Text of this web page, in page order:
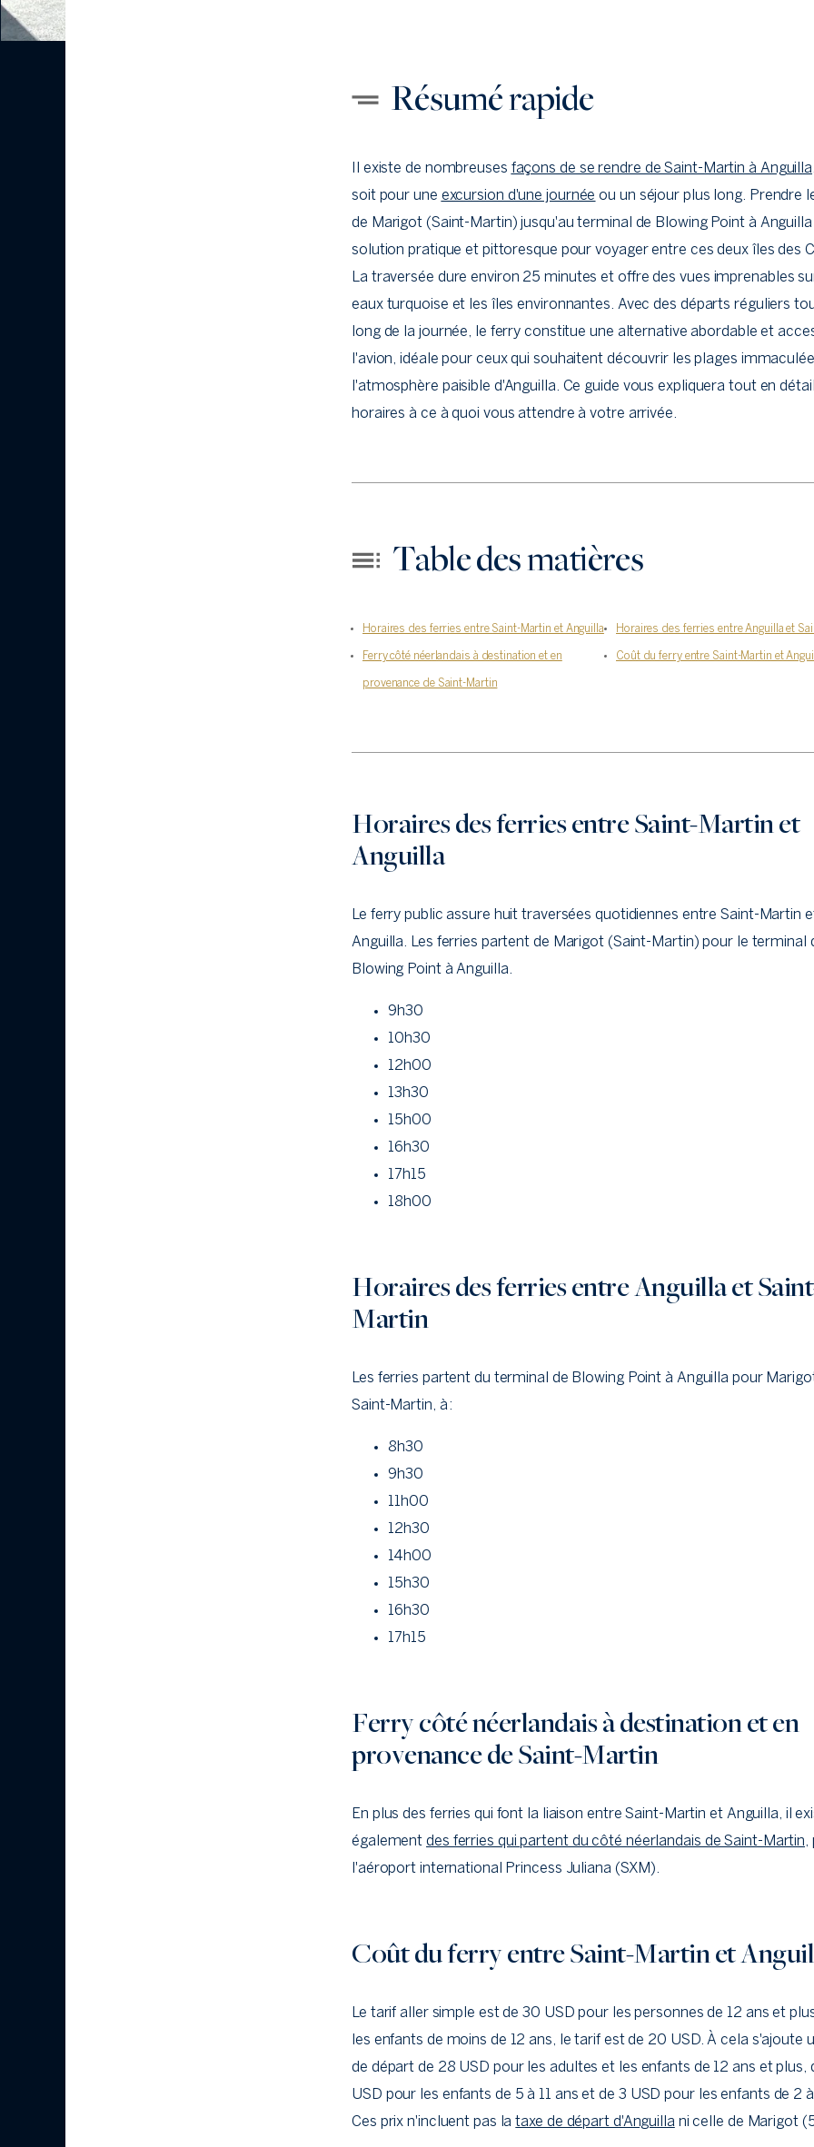
Résumé rapide
Il existe de nombreuses façons de se rendre de Saint-Martin à
soit pour une excursion d'une journée ou un séjour plus long. Prendre
de Marigot (Saint-Martin) jusqu'au terminal de Blowing Point à
solution pratique et pittoresque pour voyager entre ces deux îles des
La traversée dure environ 25 minutes et offre des vues imprenables
eaux turquoise et les îles environnantes. Avec des départs réguliers
long de la journée, le ferry constitue une alternative abordable et
l'avion, idéale pour ceux qui souhaitent découvrir les plages
l'atmosphère paisible d'Anguilla. Ce guide vous expliquera tout en
horaires à ce à quoi vous attendre à votre arrivée.
Table des matières
Horaires des ferries entre Saint-Martin et Anguilla Horaires des ferries entre Anguilla et
Ferry côté néerlandais à destination et en
provenance de Saint-Martin
Coût du ferry entre Saint-Martin et
Horaires des ferries entre Saint-Martin et
Anguilla
Le ferry public assure huit traversées quotidiennes entre Saint-Martin
Anguilla. Les ferries partent de Marigot (Saint-Martin) pour le terminal
Blowing Point à Anguilla.
9h30
10h30
12h00
13h30
15h00
16h30
17h15
18h00
Horaires des ferries entre Anguilla et
Martin
Les ferries partent du terminal de Blowing Point à Anguilla pour
Saint-Martin, à :
8h30
9h30
11h00
12h30
14h00
15h30
16h30
17h15
Ferry côté néerlandais à destination et en
provenance de Saint-Martin
En plus des ferries qui font la liaison entre Saint-Martin et Anguilla, il
égalementdes ferries qui partent du côté néerlandais de Saint-Martin,
l'aéroport international Princess Juliana (SXM).
Coût du ferry entre Saint-Martin et
Le tarif aller simple est de 30 USD pour les personnes de 12 ans et
les enfants de moins de 12 ans, le tarif est de 20 USD. À cela s'ajoute
de départ de 28 USD pour les adultes et les enfants de 12 ans et plus,
USD pour les enfants de 5 à 11 ans et de 3 USD pour les enfants de 2
Ces prix n'incluent pas lataxe de départ d'Anguillani celle de Marigot